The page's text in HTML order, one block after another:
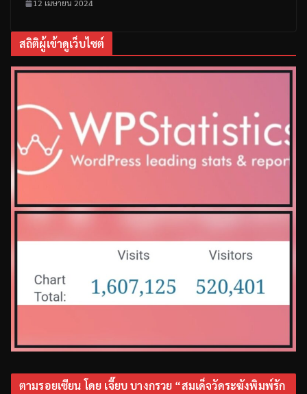
12 เมษายน 2024
สถิติผู้เข้าดูเว็บไซต์
ตามรอยเซียน โดย เจี๊ยบ บางกรวย “สมเด็จวัดระฆังพิมพ์รัก